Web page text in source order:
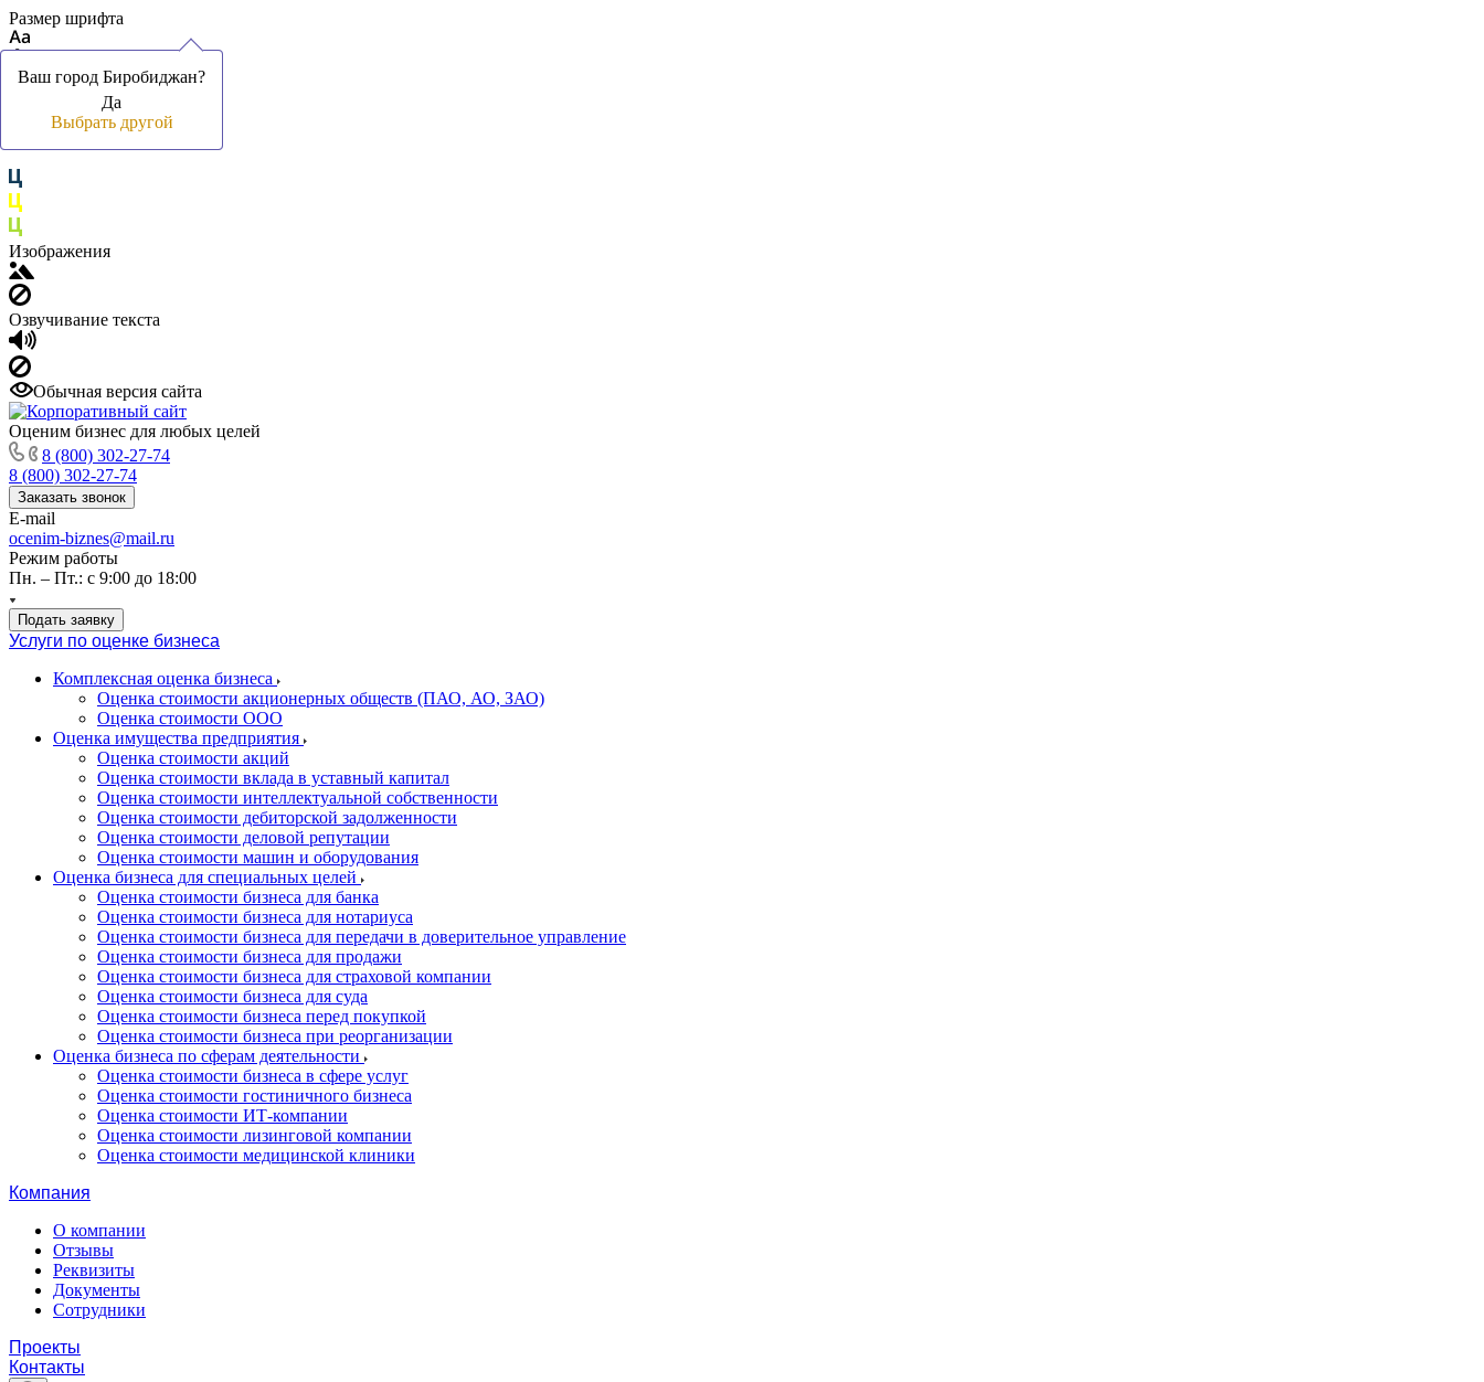
Размер шрифта
Цвет фона и шрифта
Изображения
Озвучивание текста
Обычная версия сайта
Оценим бизнес для любых целей
8 (800) 302-27-74
8 (800) 302-27-74
Заказать звонок
E-mail
ocenim-biznes@mail.ru
Режим работы
Пн. – Пт.: с 9:00 до 18:00
Подать заявку
Услуги по оценке бизнеса
Комплексная оценка бизнеса
Оценка стоимости акционерных обществ (ПАО, АО, ЗАО)
Оценка стоимости ООО
Оценка имущества предприятия
Оценка стоимости акций
Оценка стоимости вклада в уставный капитал
Оценка стоимости интеллектуальной собственности
Оценка стоимости дебиторской задолженности
Оценка стоимости деловой репутации
Оценка стоимости машин и оборудования
Оценка бизнеса для специальных целей
Оценка стоимости бизнеса для банка
Оценка стоимости бизнеса для нотариуса
Оценка стоимости бизнеса для передачи в доверительное управление
Оценка стоимости бизнеса для продажи
Оценка стоимости бизнеса для страховой компании
Оценка стоимости бизнеса для суда
Оценка стоимости бизнеса перед покупкой
Оценка стоимости бизнеса при реорганизации
Оценка бизнеса по сферам деятельности
Оценка стоимости бизнеса в сфере услуг
Оценка стоимости гостиничного бизнеса
Оценка стоимости ИТ-компании
Оценка стоимости лизинговой компании
Оценка стоимости медицинской клиники
Компания
О компании
Отзывы
Реквизиты
Документы
Сотрудники
Проекты
Контакты
Ваш город Биробиджан?
Да
Выбрать другой
Ваш город Биробиджан?
Да
Выбрать другой